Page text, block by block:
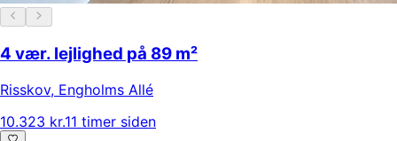
4 vær. lejlighed på 89 m²
Risskov, Engholms Allé
10.323 kr.11 timer siden